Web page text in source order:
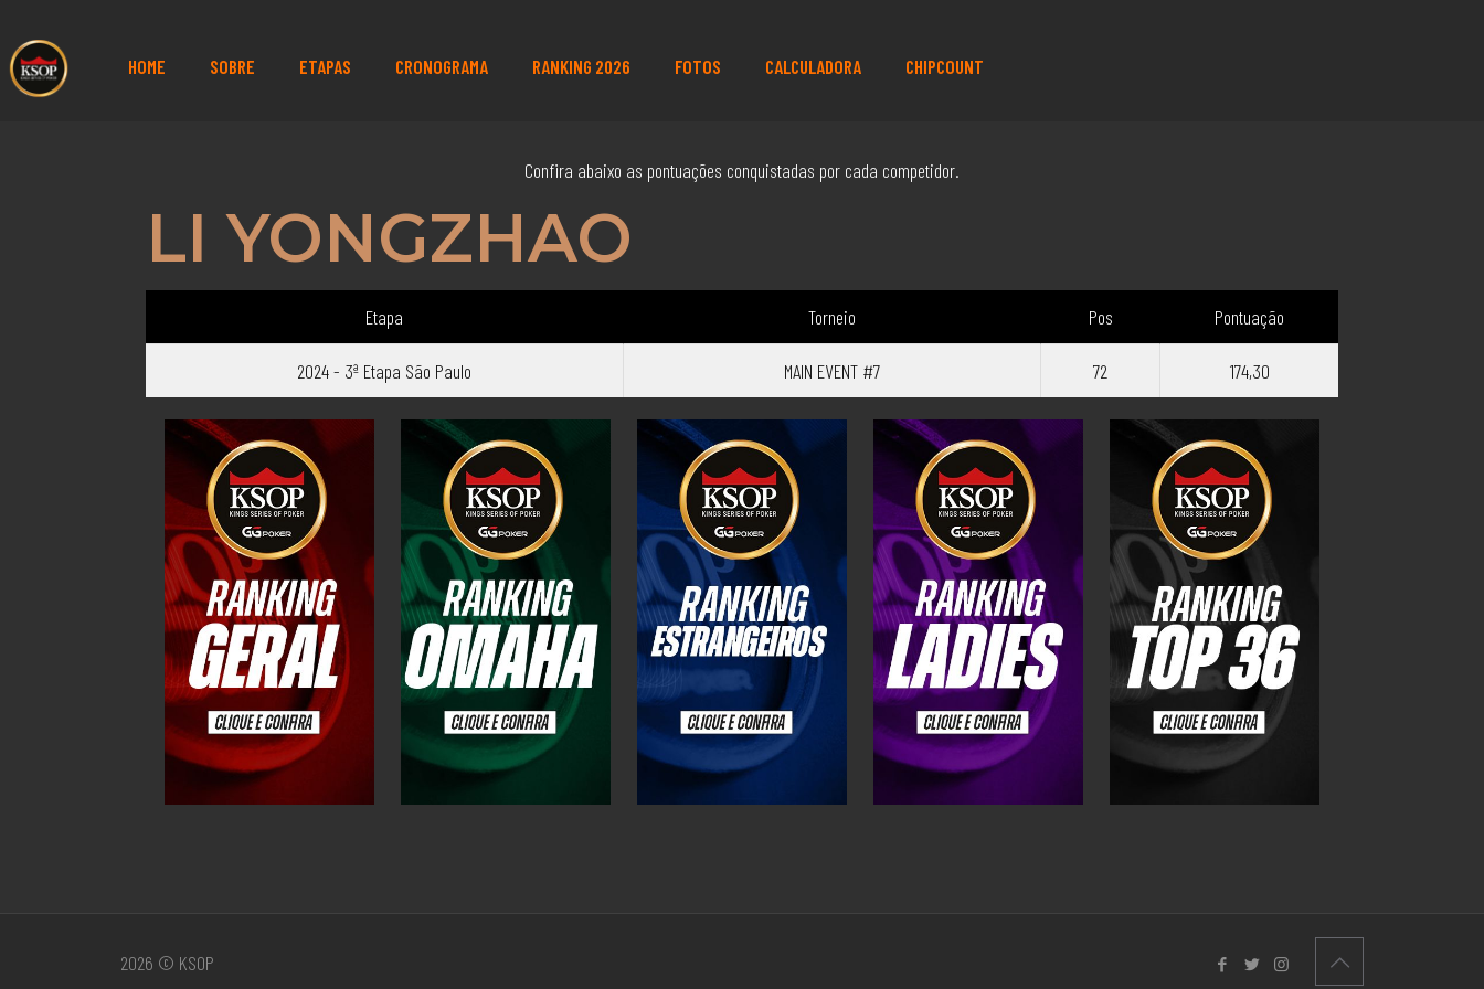
HOME SOBRE ETAPAS CRONOGRAMA RANKING 2026 FOTOS CALCULADORA CHIPCOUNT
Confira abaixo as pontuações conquistadas por cada competidor.
LI YONGZHAO
Etapa Torneio Pos Pontuação
2024 - 3ª Etapa São Paulo MAIN EVENT #7 72 174,30
2026 © KSOP